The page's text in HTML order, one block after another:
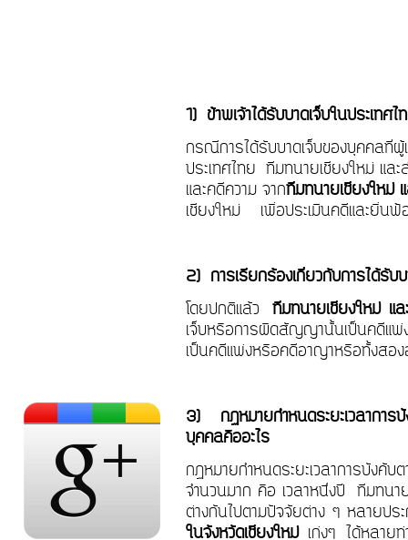
1) ข้าพเจ้าได้รับบาดเจ็บในประเทศ
กรณีการได้รับบาดเจ็บของบุคคลที่ผู้
ประเทศไทย ทีมทนายเชียงใหม่ แล
และคดีความ จากทีมทนายเชียงใหม่
เชียงใหม่
เพื่อประเมินคดีและยื่น
2) การเรียกร้องเกี่ยวกับการได้รั
โดยปกติแล้ว
ทีมทนายเชียงใหม่ แล
เจ็บหรือการผิดสัญญานั้นเป็นคดีแ
เป็นคดีแพ่งหรือคดีอาญาหรือทั้งสอง
3) กฏหมายกำหนดระยะเวลากา
บุคคลคืออะไร
กฏหมายกำหนดระยะเวลาการบังคั
จำนวนมาก คือ เวลาหนึ่งปี
ทีมทนา
ต่างกันไปตามปัจจัยต่าง ๆ หลายป
ในจังหวัดเชียงใหม่ เก่งๆ ได้หลาย